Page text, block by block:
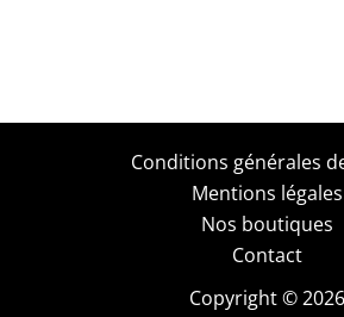
Conditions générales
Mentions légales
Nos boutiques
Contact
Copyright © 2026